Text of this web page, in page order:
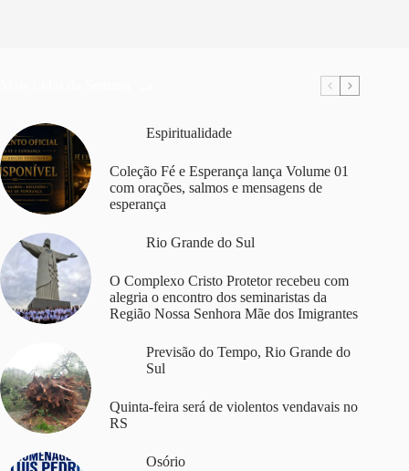
Espiritualidade
Coleção Fé e Esperança lança Volume 01
com orações, salmos e mensagens de
esperança
Rio Grande do Sul
O Complexo Cristo Protetor recebeu com
alegria o encontro dos seminaristas da
Região Nossa Senhora Mãe dos Imigrantes
Previsão do Tempo, Rio Grande do
Sul
Quinta-feira será de violentos vendavais no
RS
Osório